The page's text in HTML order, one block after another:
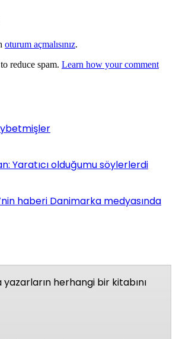
oturum açmalısınız.
reduce spam. Learn how your comment
Yaratıcı olduğumu söylerlerdi
haberi Danimarka medyasında
yazarların herhangi bir kitabını